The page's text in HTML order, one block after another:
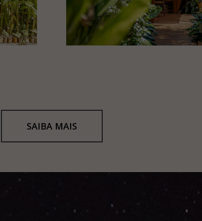
SAIBA MAIS